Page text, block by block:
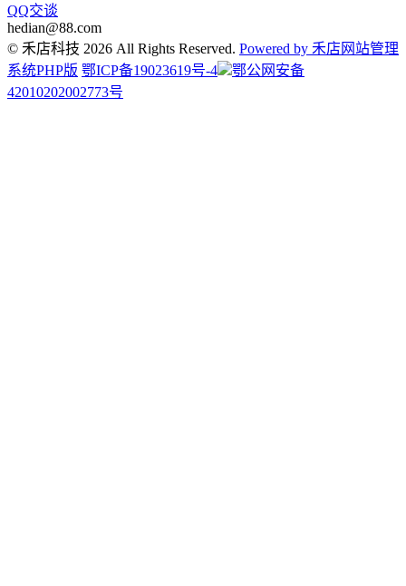
QQ交谈
hedian@88.com
© 禾店科技 2026 All Rights Reserved. Powered by 禾店网站管理
系统PHP版 鄂ICP备19023619号-4
鄂公网安备
42010202002773号